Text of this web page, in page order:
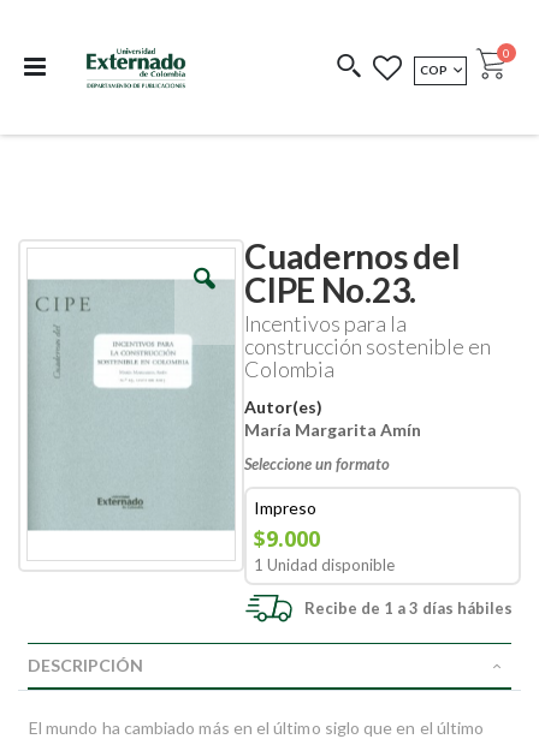
COEDICIONES REDIMIR CÓDIGO
MONEDA
COP Cart
0
Cuadernos del
CIPE No.23.
Incentivos para la
construcción sostenible en
Colombia
Autor(es)
María Margarita Amín
Seleccione un formato
Impreso
$9.000
1 Unidad disponible
Recibe de 1 a 3 días hábiles
Skip
end
images
Skip
beginning
images
DESCRIPCIÓN
El mundo ha cambiado más en el último siglo que en el último